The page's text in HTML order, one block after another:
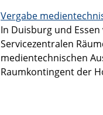
Vergabe
In Duisburg und
Servicezentralen
medientechnischen
Raumkontingent der